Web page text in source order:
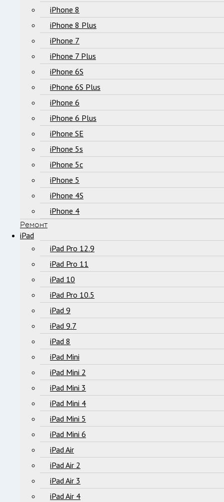
iPhone 8
iPhone 8 Plus
iPhone 7
iPhone 7 Plus
iPhone 6S
iPhone 6S Plus
iPhone 6
iPhone 6 Plus
iPhone SE
iPhone 5s
iPhone 5c
iPhone 5
iPhone 4S
iPhone 4
Ремонт
iPad
iPad Pro 12.9
iPad Pro 11
iPad 10
iPad Pro 10.5
iPad 9
iPad 9.7
iPad 8
iPad Mini
iPad Mini 2
iPad Mini 3
iPad Mini 4
iPad Mini 5
iPad Mini 6
iPad Air
iPad Air 2
iPad Air 3
iPad Air 4